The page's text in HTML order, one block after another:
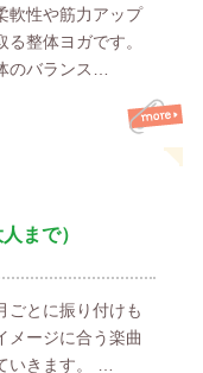
軟性や筋力アップ
整体ヨガです。
のバランス…
まで）
ごとに振り付けも
メージに合う楽曲
いきます。 …